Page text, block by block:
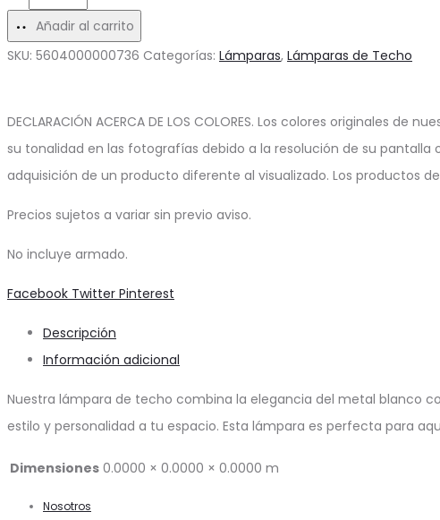
de
Techo
Añadir al carrito
SKU: 5604000000736 Categorías: Lámparas, Lámparas de Techo
DECLARACIÓN ACERCA DE LOS COLORES. Los colores
su tonalidad en las fotografías debido a la resolución de su
adquisición de un producto diferente al visualizado. Los productos
Precios sujetos a variar sin previo aviso.
No incluye armado.
Share
Facebook Twitter Pinterest
Descripción
Información adicional
Nuestra lámpara de techo combina la elegancia del metal blanco
estilo y personalidad a tu espacio. Esta lámpara es perfecta para
Dimensiones 0.0000 × 0.0000 × 0.0000 m
Nosotros